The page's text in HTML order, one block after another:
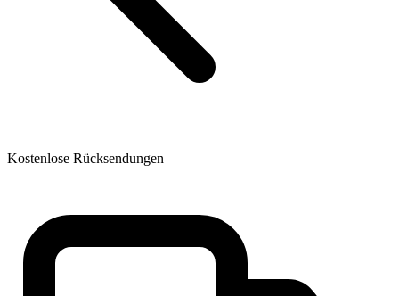
Kostenlose Rücksendungen